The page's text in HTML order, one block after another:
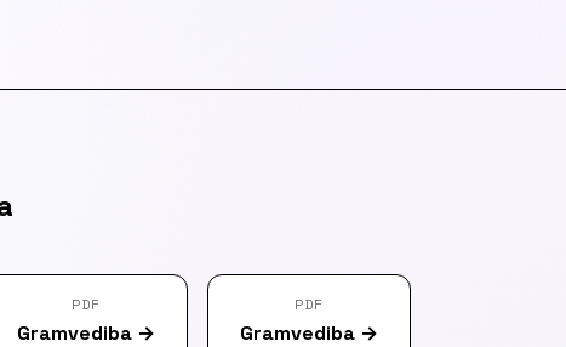
PDF
Gramvediba →
PDF
Gramvediba →